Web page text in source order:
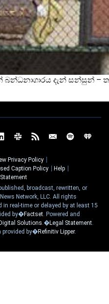
දැන් සන්සුන් –
Privacy Policy
Caption Policy
Help
broadcast, rewritten, or
Network, LLC. All rights
in real-time or delayed by at least 15
by�Factset. Powered and
Solutions.�Legal Statement.
provided by�Refinitiv Lipper.